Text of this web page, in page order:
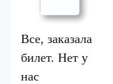
Все, заказала
билет. Нет у
нас